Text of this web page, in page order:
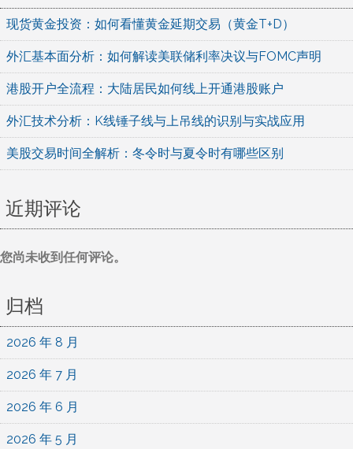
现货黄金投资：如何看懂黄金延期交易（黄金T+D）
外汇基本面分析：如何解读美联储利率决议与FOMC声明
港股开户全流程：大陆居民如何线上开通港股账户
外汇技术分析：K线锤子线与上吊线的识别与实战应用
美股交易时间全解析：冬令时与夏令时有哪些区别
近期评论
您尚未收到任何评论。
归档
2026 年 8 月
2026 年 7 月
2026 年 6 月
2026 年 5 月